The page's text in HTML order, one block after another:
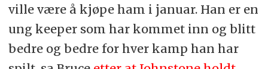
ville være å kjøpe ham i januar. Han er en
ung keeper som har kommet inn og blitt
bedre og bedre for hver kamp han har